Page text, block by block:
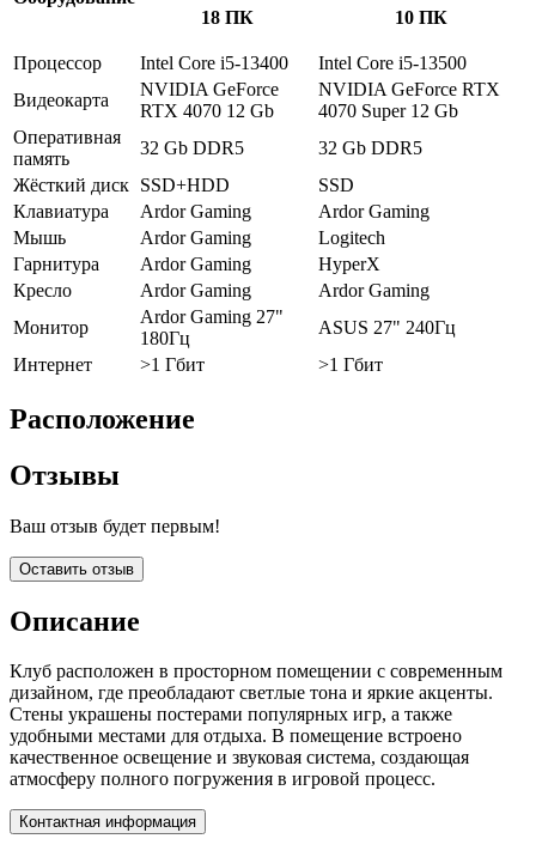
18 ПК
10 ПК
Процессор Intel Core i5-13400
Intel Core i5-13500
Видеокарта
NVIDIA GeForce
RTX 4070 12 Gb
NVIDIA GeForce RTX
4070 Super 12 Gb
Оперативная
память
32 Gb DDR5
32 Gb DDR5
Жёсткий диск SSD+HDD
SSD
Клавиатура
Ardor Gaming
Ardor Gaming
Мышь
Ardor Gaming
Logitech
Гарнитура
Ardor Gaming
HyperX
Кресло
Ardor Gaming
Ardor Gaming
Монитор
Ardor Gaming 27"
180Гц
ASUS 27" 240Гц
Интернет
>1 Гбит >1 Гбит
Расположение
Отзывы
Ваш отзыв будет первым!
Оставить отзыв
Описание
Клуб расположен в просторном помещении с современным
дизайном, где преобладают светлые тона и яркие акценты.
Стены украшены постерами популярных игр, а также
удобными местами для отдыха. В помещение встроено
качественное освещение и звуковая система, создающая
атмосферу полного погружения в игровой процесс.
Контактная информация